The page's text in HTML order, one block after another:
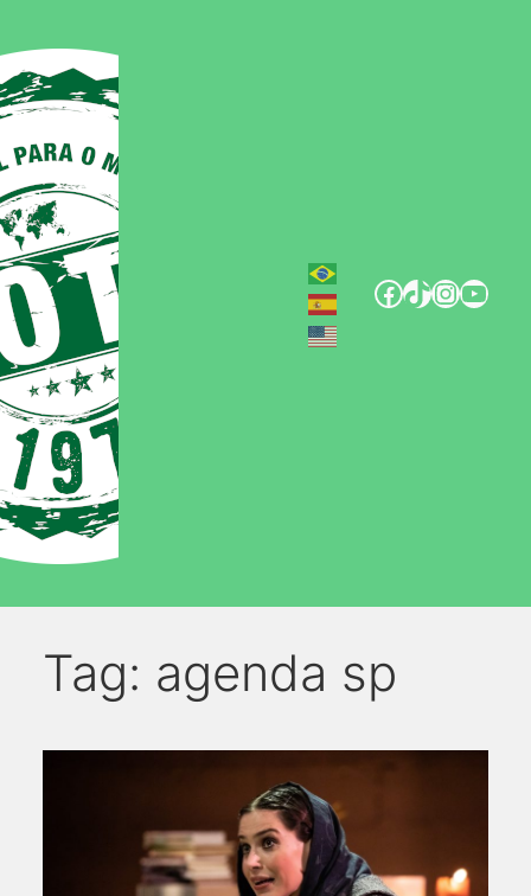
Tag: agenda sp